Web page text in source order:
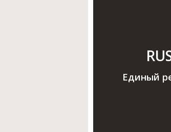
Единый